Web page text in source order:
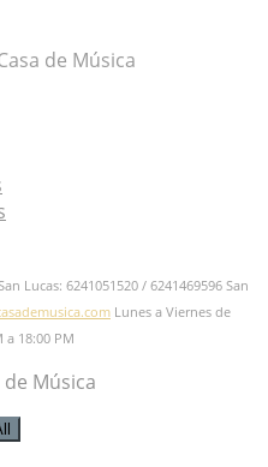
Lucas: 6241051520 / 6241469596 San
Lunes a Viernes de
a 18:00 PM
Música